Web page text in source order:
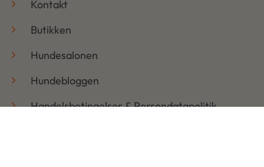
Kontakt
Butikken
Hundesalonen
Hundebloggen
Handelsbetingelser & Persondatapolitik